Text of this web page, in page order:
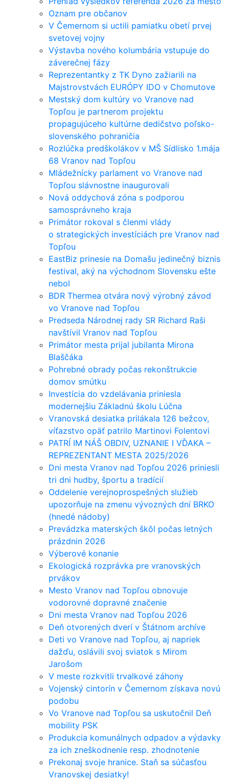
Oznam pre občanov
V Čemernom si uctili pamiatku obetí prvej
svetovej vojny
Výstavba nového kolumbária vstupuje do
záverečnej fázy
Reprezentantky z TK Dyno zažiarili na
Majstrovstvách EURÓPY IDO v Chomutove
Mestský dom kultúry vo Vranove nad
Topľou je partnerom projektu
propagujúceho kultúrne dedičstvo poľsko-
slovenského pohraničia
Rozlúčka predškolákov v MŠ Sídlisko 1.mája
68 Vranov nad Topľou
Mládežnícky parlament vo Vranove nad
Topľou slávnostne inaugurovali
Nová oddychová zóna s podporou
samosprávneho kraja
Primátor rokoval s členmi vlády
o strategických investíciách pre Vranov nad
Topľou
EastBiz prinesie na Domašu jedinečný biznis
festival, aký na východnom Slovensku ešte
nebol
BDR Thermea otvára nový výrobný závod
vo Vranove nad Topľou
Predseda Národnej rady SR Richard Raši
navštívil Vranov nad Topľou
Primátor mesta prijal jubilanta Mirona
Blaščáka
Pohrebné obrady počas rekonštrukcie
domov smútku
Investícia do vzdelávania priniesla
modernejšiu Základnú školu Lúčna
Vranovská desiatka prilákala 126 bežcov,
víťazstvo opäť patrilo Martinovi Folentovi
PATRÍ IM NÁŠ OBDIV, UZNANIE I VĎAKA –
REPREZENTANT MESTA 2025/2026
Dni mesta Vranov nad Topľou 2026 priniesli
tri dni hudby, športu a tradícií
Oddelenie verejnoprospešných služieb
upozorňuje na zmenu vývozných dní BRKO
(hnedé nádoby)
Prevádzka materských škôl počas letných
prázdnin 2026
Výberové konanie
Ekologická rozprávka pre vranovských
prvákov
Mesto Vranov nad Topľou obnovuje
vodorovné dopravné značenie
Dni mesta Vranov nad Topľou 2026
Deň otvorených dverí v Štátnom archíve
Deti vo Vranove nad Topľou, aj napriek
dažďu, oslávili svoj sviatok s Mirom
Jarošom
V meste rozkvitli trvalkové záhony
Vojenský cintorín v Čemernom získava novú
podobu
Vo Vranove nad Topľou sa uskutočnil Deň
mobility PSK
Produkcia komunálnych odpadov a výdavky
za ich zneškodnenie resp. zhodnotenie
Prekonaj svoje hranice. Staň sa súčasťou
Vranovskej desiatky!